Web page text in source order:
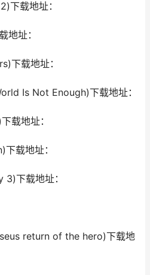
下载地址：
地址：
下载地址：
Is Not Enough)下载地址：
载地址：
载地址：
下载地址：
return of the hero)下载地